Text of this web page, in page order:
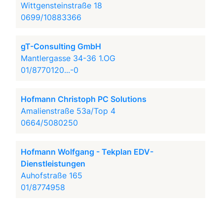
Wittgensteinstraße 18
0699/10883366
gT-Consulting GmbH
Mantlergasse 34-36 1.OG
01/8770120...-0
Hofmann Christoph PC Solutions
Amalienstraße 53a/Top 4
0664/5080250
Hofmann Wolfgang - Tekplan EDV-
Dienstleistungen
Auhofstraße 165
01/8774958